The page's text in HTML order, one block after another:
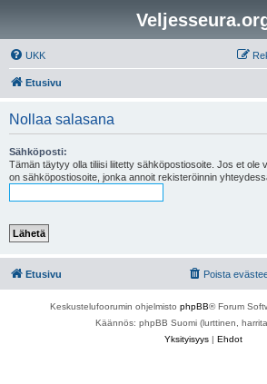
UKK
Etusivu
Nollaa salasana
Sähköposti:
Tämän täytyy olla tiliisi liitetty sähköpostiosoite. Jos et ole
on sähköpostiosoite, jonka annoit rekisteröinnin
Etusivu Poista
Keskustelufoorumin ohjelmisto phpBB® Forum
Käännös: phpBB Suomi (lurttinen,
Yksityisyys | Ehdot